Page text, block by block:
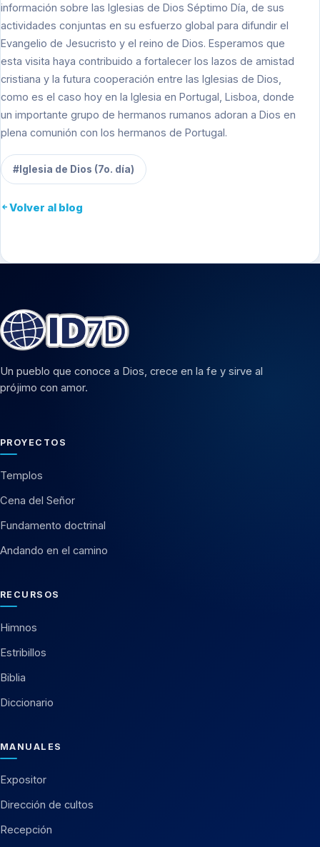
información sobre las Iglesias de Dios Séptimo Día, de sus
actividades conjuntas en su esfuerzo global para difundir el
Evangelio de Jesucristo y el reino de Dios. Esperamos que
esta visita haya contribuido a fortalecer los lazos de amistad
cristiana y la futura cooperación entre las Iglesias de Dios,
como es el caso hoy en la Iglesia en Portugal, Lisboa, donde
un importante grupo de hermanos rumanos adoran a Dios en
plena comunión con los hermanos de Portugal.
#Iglesia de Dios (7o. día)
Volver al blog
Un pueblo que conoce a Dios, crece en la fe y sirve al
prójimo con amor.
PROYECTOS
Templos
Cena del Señor
Fundamento doctrinal
Andando en el camino
RECURSOS
Himnos
Estribillos
Biblia
Diccionario
MANUALES
Expositor
Dirección de cultos
Recepción